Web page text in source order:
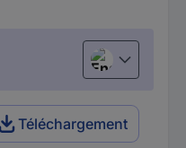
English
Téléchargement